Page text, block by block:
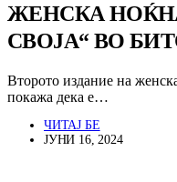
ЖЕНСКА
СВОЈА“ ВО
Второто издание на
покажа дека е…
ЧИТАЈ БЕ
ЈУНИ 16, 2024